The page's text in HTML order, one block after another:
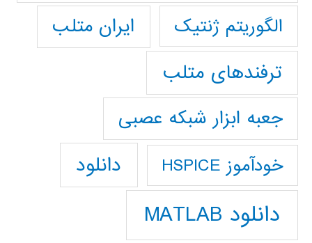
الگوریتم ژنتیک
ایران متلب
ترفندهای متلب
جعبه ابزار شبکه عصبی
خودآموز HSPICE دانلود
دانلود MATLAB